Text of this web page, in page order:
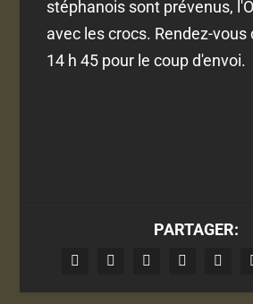
stéphanois sont prévenus,
avec les crocs. Rendez-vous
14 h 45 pour le coup d'envoi.
PARTAGER: